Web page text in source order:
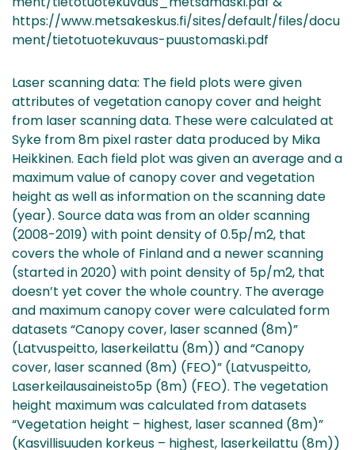
https://www.metsakeskus.fi/sites/default/files/docu
ment/tietotuotekuvaus-puustomaski.pdf
Laser scanning data: The field plots were given
attributes of vegetation canopy cover and height
from laser scanning data. These were calculated at
Syke from 8m pixel raster data produced by Mika
Heikkinen. Each field plot was given an average and a
maximum value of canopy cover and vegetation
height as well as information on the scanning date
(year). Source data was from an older scanning
(2008-2019) with point density of 0.5p/m2, that
covers the whole of Finland and a newer scanning
(started in 2020) with point density of 5p/m2, that
doesn’t yet cover the whole country. The average
and maximum canopy cover were calculated form
datasets “Canopy cover, laser scanned (8m)”
(Latvuspeitto, laserkeilattu (8m)) and “Canopy
cover, laser scanned (8m) (FEO)” (Latvuspeitto,
Laserkeilausaineisto5p (8m) (FEO). The vegetation
height maximum was calculated from datasets
“Vegetation height – highest, laser scanned (8m)”
(Kasvillisuuden korkeus – highest, laserkeilattu (8m))